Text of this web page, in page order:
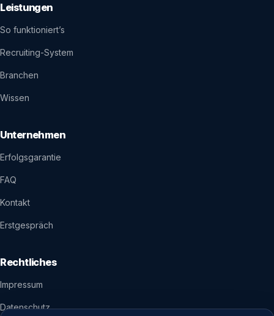
Leistungen
So funktioniert’s
Recruiting-System
Branchen
Wissen
Unternehmen
Erfolgsgarantie
FAQ
Kontakt
Erstgespräch
Rechtliches
Impressum
Datenschutz